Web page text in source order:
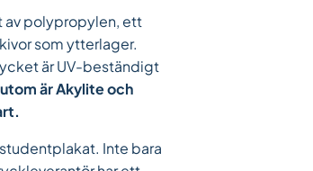
av polypropylen, ett
som ytterlager.
är UV-beständigt
är Akylite och
Inte bara